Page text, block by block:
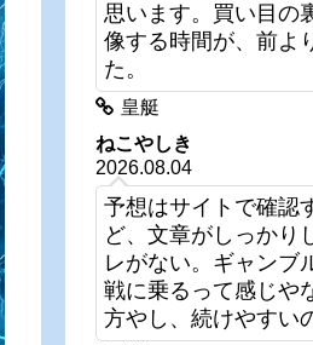
思います。買い目の
像する時間が、前よ
た。
皇艇
ねこやしき
2026.08.04
予想はサイトで確認
ど、文章がしっかり
レがない。ギャンブ
戦に乗るって感じや
方やし、続けやすい